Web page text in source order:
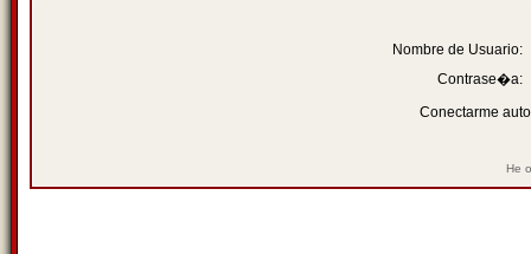
Nombre de Usuario:
Contrase�a:
Conectarme
He